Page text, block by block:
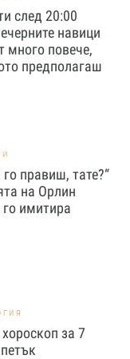
след 20:00
навици
много повече,
предполагаш
правиш, тате?“
на Орлин
имитира
за 7